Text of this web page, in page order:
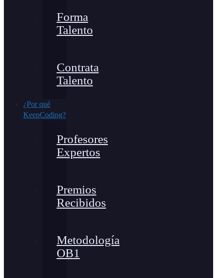
Forma
Talento
Contrata
Talento
¿Por qué
KeepCoding?
Profesores
Expertos
Premios
Recibidos
Metodología
OB1